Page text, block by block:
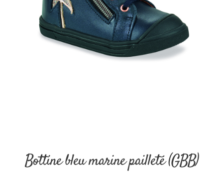
Bottine bleu marine pailleté (GBB)